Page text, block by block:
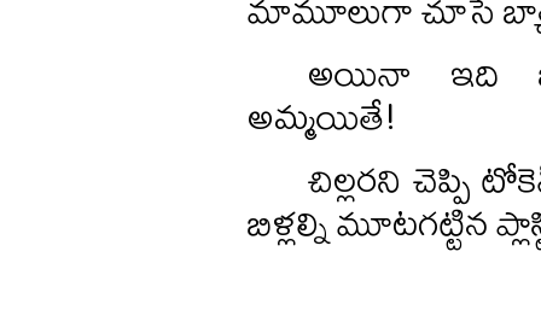
అయినా ఇది
అమ్మయితే!
చిల్లరని చెప్పి
బిళ్లల్ని మూటగట్టిన